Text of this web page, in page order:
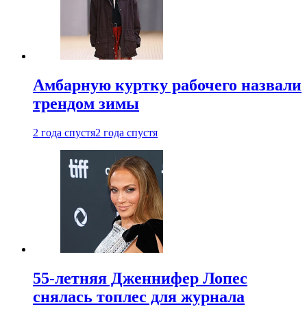
Амбарную куртку рабочего назвали
трендом зимы
2 года спустя2 года спустя
55-летняя Дженнифер Лопес
снялась топлес для журнала